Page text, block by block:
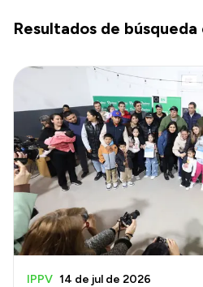
Normativa y Funciones
Autoridades
Transparencia
Presupuesto
Boletín Oficial
Compras y licitaciones
Consulta de expedientes
Resultados de
IPPV 14 de jul de 2026